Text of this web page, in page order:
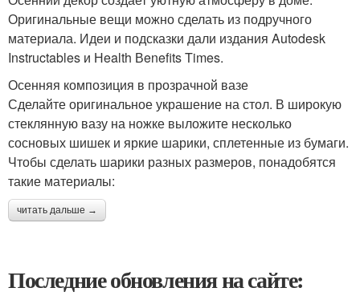
Оригинальные вещи можно сделать из подручного
материала. Идеи и подсказки дали издания Autodesk
Instructables и Нealth Вenefits Times.
Осенняя композиция в прозрачной вазе
Сделайте оригинальное украшение на стол. В широкую
стеклянную вазу на ножке выложите несколько
сосновых шишек и яркие шарики, сплетенные из бумаги.
Чтобы сделать шарики разных размеров, понадобятся
такие материалы:
читать дальше →
Последние обновления на сайте: